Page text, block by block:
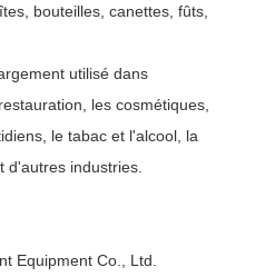
bouteilles, canettes, fûts,
utilisé dans
les cosmétiques,
le tabac et l'alcool, la
d'autres industries.
Equipment Co., Ltd.